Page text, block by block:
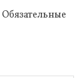
Обязательные